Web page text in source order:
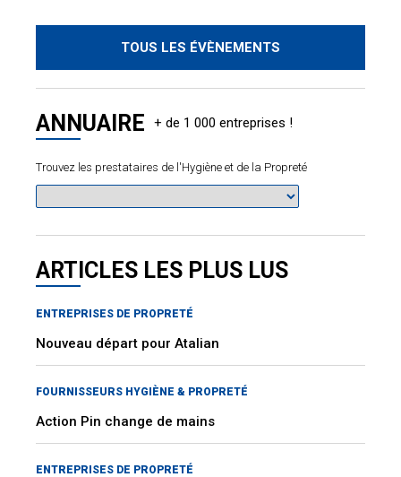
TOUS LES ÉVÈNEMENTS
ANNUAIRE
Trouvez les prestataires de l'Hygiène et de la Propreté
ARTICLES LES PLUS LUS
ENTREPRISES DE PROPRETÉ
Nouveau départ pour Atalian
FOURNISSEURS HYGIÈNE & PROPRETÉ
Action Pin change de mains
ENTREPRISES DE PROPRETÉ